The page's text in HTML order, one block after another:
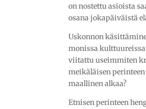
on nostettu asioista
osana jokapäiväistä
Uskonnon
monissa
viitattu useimmiten
meikäläisen
maallinen alkaa?
Etnisen perinteen